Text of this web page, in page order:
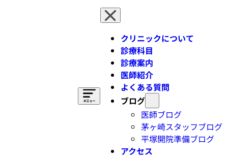
クリニックについて
診療科目
診療案内
医師紹介
よくある質問
ブログ
医師ブログ
茅ヶ崎スタッフブログ
平塚開院準備ブログ
アクセス